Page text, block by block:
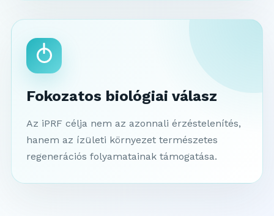
Fokozatos biológiai válasz
Az iPRF célja nem az azonnali érzéstelenítés,
hanem az ízületi környezet természetes
regenerációs folyamatainak támogatása.